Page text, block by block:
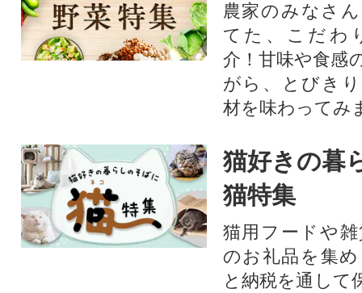
農家のみなさ
てた、こだわ
介！甘味や食感
がら、とびき
材を味わってみ
猫好きの暮
猫特集
猫用フードや
のお礼品を集
と納税を通して